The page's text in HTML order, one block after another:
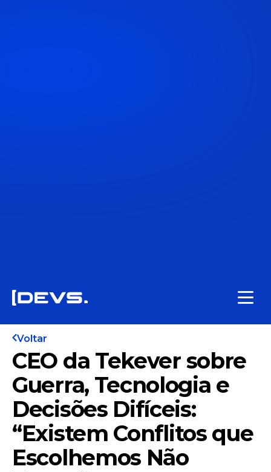
Voltar
CEO da Tekever sobre
Guerra, Tecnologia e
Decisões Difíceis:
“Existem Conflitos que
Escolhemos Não